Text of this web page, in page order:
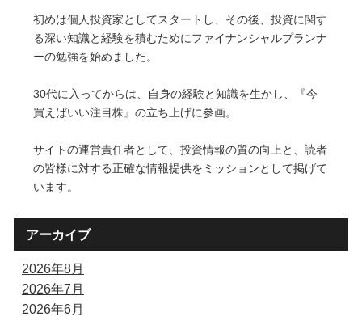
初めは個人投資家としてスタートし、その後、投資に関す
る深い知識と経験を積むためにファイナンシャルプランナ
ーの勉強を始めました。
30代に入ってからは、自身の経験と知識を生かし、『今
買えばいい注目株』の立ち上げに参画。
サイトの運営責任者として、投資情報の質の向上と、読者
の皆様に対する正確な情報提供をミッションとして掲げて
います。
アーカイブ
2026年8月
2026年7月
2026年6月